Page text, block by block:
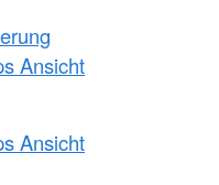
Ansicht
Ansicht